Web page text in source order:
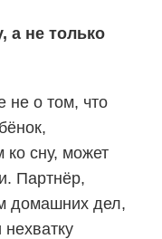
а не только
не о том, что
сну, может
Партнёр,
домашних дел,